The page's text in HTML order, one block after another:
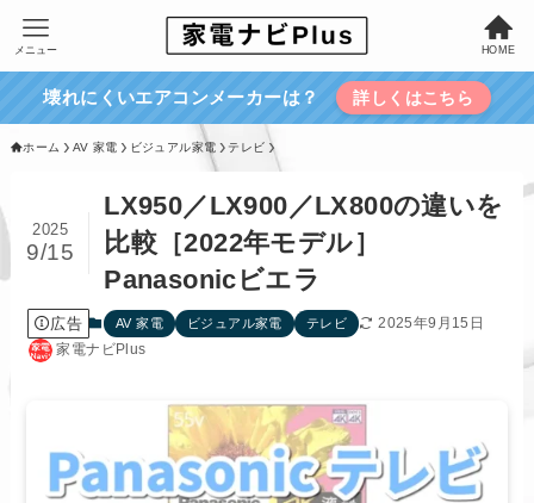
HOME
メニュー
壊れにくいエアコンメーカーは？ 詳しくはこちら
ホーム AV 家電 ビジュアル家電 テレビ
LX950／LX900／LX800の違いを
比較［2022年モデル］
Panasonicビエラ
2025
9/15
広告 AV 家電 ビジュアル家電 テレビ
2025年9月15日
家電ナビPlus